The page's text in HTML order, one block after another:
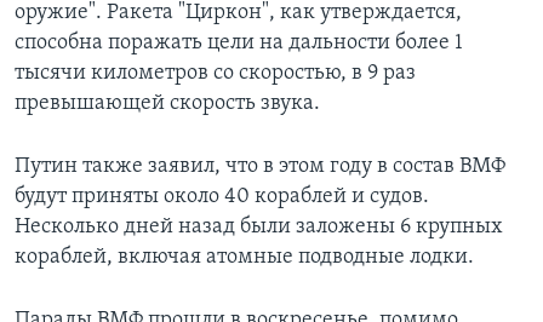
оружие". Ракета "Циркон", как утверждается,
способна поражать цели на дальности более 1
тысячи километров со скоростью, в 9 раз
превышающей скорость звука.
Путин также заявил, что в этом году в состав ВМФ
будут приняты около 40 кораблей и судов.
Несколько дней назад были заложены 6 крупных
кораблей, включая атомные подводные лодки.